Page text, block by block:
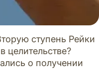
ступень Рейки
целительстве?
о получении